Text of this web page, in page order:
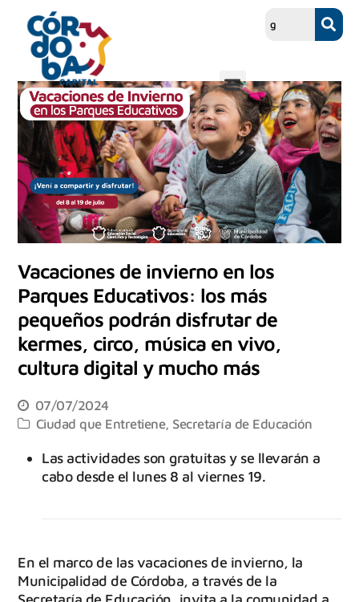
Vacaciones de invierno en los
Parques Educativos: los más
pequeños podrán disfrutar de
kermes, circo, música en vivo,
cultura digital y mucho más
07/07/2024
Ciudad que Entretiene, Secretaría de Educación
Las actividades son gratuitas y se llevarán a
cabo desde el lunes 8 al viernes 19.
En el marco de las vacaciones de invierno, la
Municipalidad de Córdoba, a través de la